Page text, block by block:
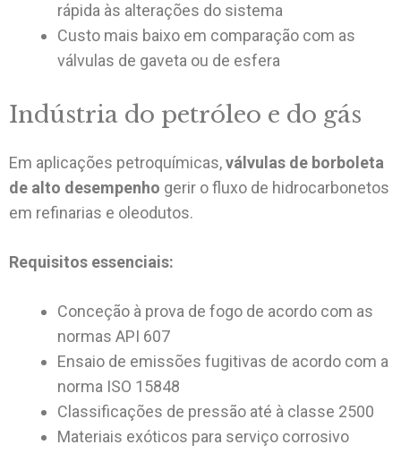
rápida às alterações do sistema
Custo mais baixo em comparação com as
válvulas de gaveta ou de esfera
Indústria do petróleo e do gás
Em aplicações petroquímicas,válvulas de borboleta
de alto desempenho gerir o fluxo de hidrocarbonetos
em refinarias e oleodutos.
Requisitos essenciais:
Conceção à prova de fogo de acordo com as
normas API 607
Ensaio de emissões fugitivas de acordo com a
norma ISO 15848
Classificações de pressão até à classe 2500
Materiais exóticos para serviço corrosivo